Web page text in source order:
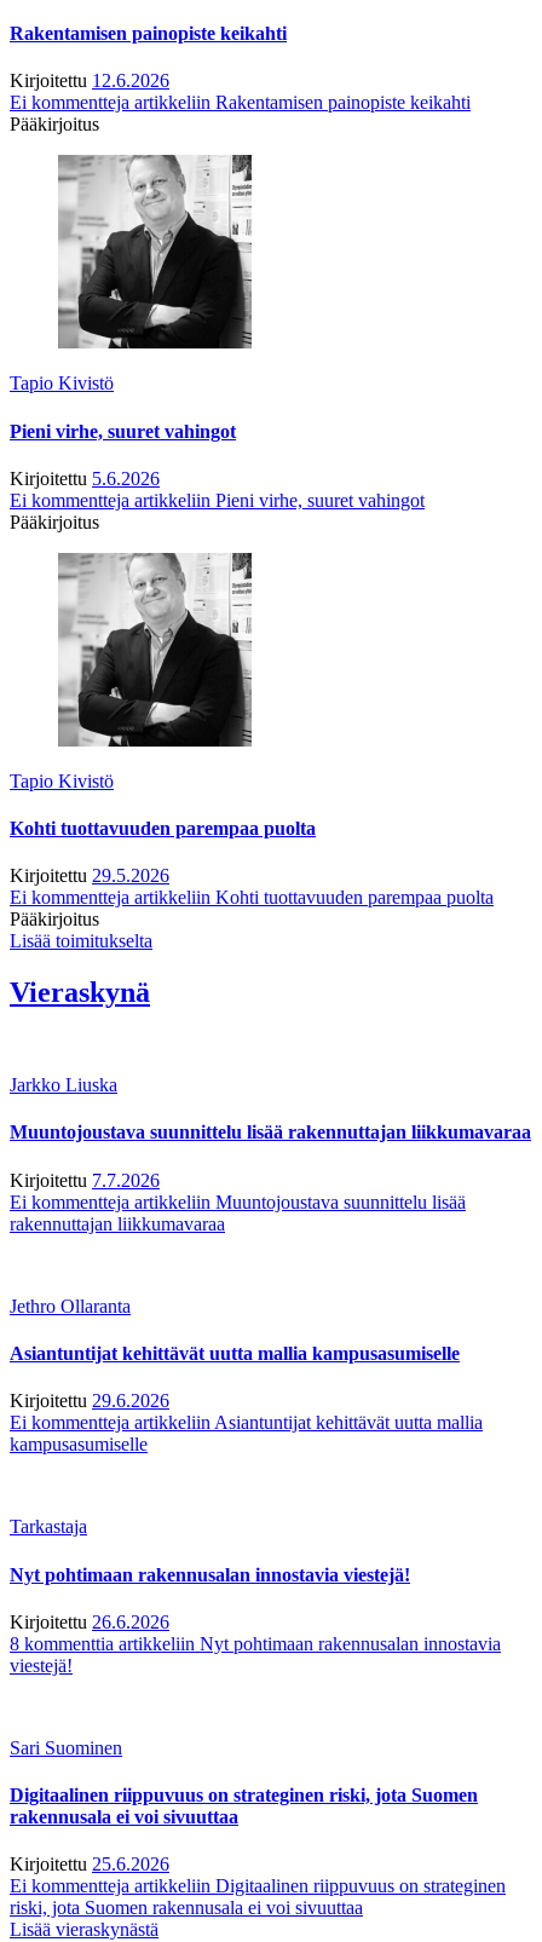
Rakentamisen painopiste keikahti
Kirjoitettu 12.6.2026
Ei kommentteja artikkeliin Rakentamisen painopiste keikahti
Pääkirjoitus
Tapio Kivistö
Pieni virhe, suuret vahingot
Kirjoitettu 5.6.2026
Ei kommentteja artikkeliin Pieni virhe, suuret vahingot
Pääkirjoitus
Tapio Kivistö
Kohti tuottavuuden parempaa puolta
Kirjoitettu 29.5.2026
Ei kommentteja artikkeliin Kohti tuottavuuden parempaa puolta
Pääkirjoitus
Lisää toimitukselta
Vieraskynä
Jarkko Liuska
Muuntojoustava suunnittelu lisää rakennuttajan liikkumavaraa
Kirjoitettu 7.7.2026
Ei kommentteja artikkeliin Muuntojoustava suunnittelu lisää
rakennuttajan liikkumavaraa
Jethro Ollaranta
Asiantuntijat kehittävät uutta mallia kampusasumiselle
Kirjoitettu 29.6.2026
Ei kommentteja artikkeliin Asiantuntijat kehittävät uutta mallia
kampusasumiselle
Tarkastaja
Nyt pohtimaan rakennusalan innostavia viestejä!
Kirjoitettu 26.6.2026
8 kommenttia artikkeliin Nyt pohtimaan rakennusalan innostavia
viestejä!
Sari Suominen
Digitaalinen riippuvuus on strateginen riski, jota Suomen
rakennusala ei voi sivuuttaa
Kirjoitettu 25.6.2026
Ei kommentteja artikkeliin Digitaalinen riippuvuus on strateginen
riski, jota Suomen rakennusala ei voi sivuuttaa
Lisää vieraskynästä